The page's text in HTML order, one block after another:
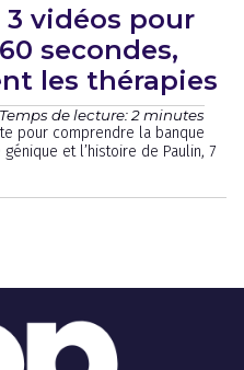
3 vidéos pour
secondes,
les thérapies
Temps de lecture: 2 minutes
pour comprendre la banque
génique et l’histoire de Paulin, 7